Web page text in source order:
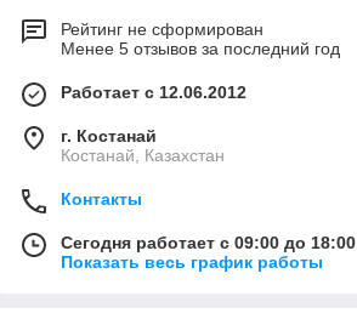
Рейтинг не сформирован
Менее 5 отзывов за последний год
Работает с 12.06.2012
г. Костанай
Костанай, Казахстан
Контакты
Сегодня работает с 09:00 до 18:00
Показать весь график работы